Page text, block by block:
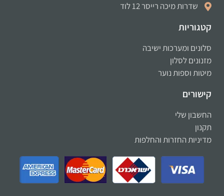
שדרות מיכה רייסר 12 לוד
קטגוריות
סלונים ומערכות ישיבה
מזנונים לסלון
מיטות וספות נוער
קישורים
החשבון שלי
תקנון
מדיניות החזרות והחלפות